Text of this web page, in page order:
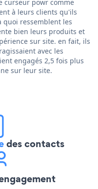
curseur powr comme
à leurs clients qu'ils
quoi ressemblent les
bien leurs produits et
sur site. en fait, ils
avec les
engagés 2,5 fois plus
sur leur site.
des contacts